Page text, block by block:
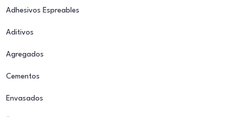
Adhesivos Espreables
Aditivos
Agregados
Cementos
Envasados